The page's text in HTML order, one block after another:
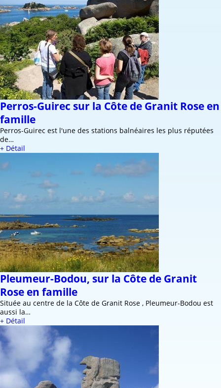
Perros-Guirec sur la Côte de Granit Rose en
famille
Perros-Guirec est l'une des stations balnéaires les plus réputées
de…
+ Détail
Pleumeur-Bodou, sur la Côte de Granit
Rose en famille
Située au centre de la Côte de Granit Rose , Pleumeur-Bodou est
aussi la…
+ Détail